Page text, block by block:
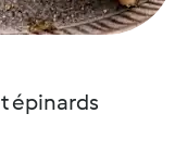
épinards